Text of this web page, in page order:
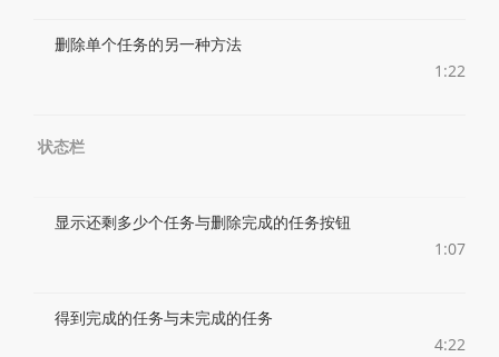
删除单个任务的另一种方法
1:22
状态栏
显示还剩多少个任务与删除完成的任务按钮
1:07
得到完成的任务与未完成的任务
4:22